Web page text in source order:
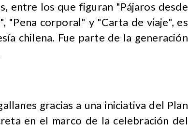
entre los que figuran "Pájaros desde
"Pena corporal" y "Carta de viaje", es
chilena. Fue parte de la generación
gracias a una iniciativa del Plan
en el marco de la celebración del